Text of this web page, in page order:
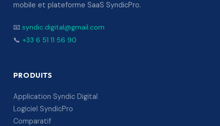
mobile et plateforme SaaS SyndicPro.
📧 syndic.digital@gmail.com
📞 +33 6 51 11 56 90
PRODUITS
Application Syndic Digital
Logiciel SyndicPro
Comparatif